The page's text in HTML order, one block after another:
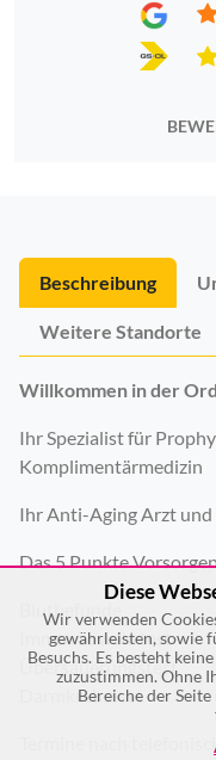
Beschreibung
Weitere Standorte
Willkommen in der
Ihr Spezialist für
Komplimentärmedizin
Ihr Anti-Aging Arzt und
Das 5 Punkte
Blutbefunde
Immunabwehrtest
Übersäuerungstest
Darmkrebstest
Termine nach
Diese
Wir verwenden
gewährleisten, sowie
Besuchs. Es besteht
zuzustimmen. Ohne
Bereiche der